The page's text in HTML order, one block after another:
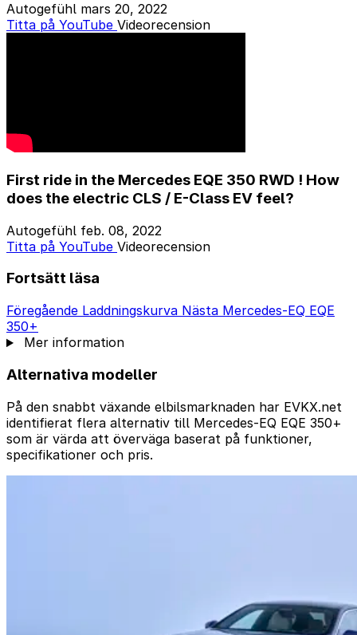
Autogefühl mars 20, 2022
Titta på YouTube Videorecension
First ride in the Mercedes EQE 350 RWD ! How
does the electric CLS / E-Class EV feel?
Autogefühl feb. 08, 2022
Titta på YouTube Videorecension
Fortsätt läsa
Föregående Laddningskurva Nästa Mercedes-EQ EQE
350+
Mer information
Alternativa modeller
På den snabbt växande elbilsmarknaden har EVKX.net
identifierat flera alternativ till Mercedes-EQ EQE 350+
som är värda att överväga baserat på funktioner,
specifikationer och pris.